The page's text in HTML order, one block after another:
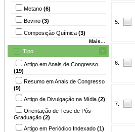
Metano (6)
Bovino (3)
Composição Química (3)
Mais...
Tipo
Artigo em Anais de Congresso
(19)
Resumo em Anais de Congresso
(9)
Artigo de Divulgação na Mídia (2)
Orientação de Tese de Pós-
Graduação (2)
Artigo em Periódico Indexado (1)
5.
6.
7.